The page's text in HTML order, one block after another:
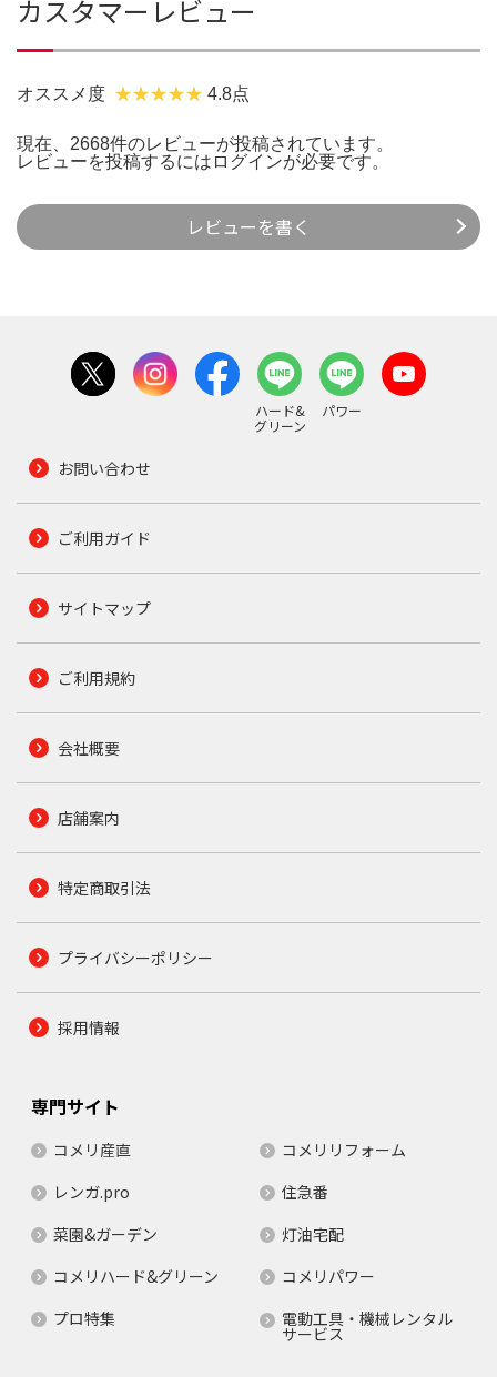
カスタマーレビュー
オススメ度 4.8点
現在、2668件のレビューが投稿されています。
レビューを投稿するには ログインが必要です。
レビューを書く
ハード&
グリーン
パワー
お問い合わせ
ご利用ガイド
サイトマップ
ご利用規約
会社概要
店舗案内
特定商取引法
プライバシーポリシー
採用情報
専門サイト
コメリ産直
コメリリフォーム
レンガ.pro
住急番
菜園&ガーデン
灯油宅配
コメリハード&グリーン
コメリパワー
プロ特集
電動工具・機械レンタル
サービス